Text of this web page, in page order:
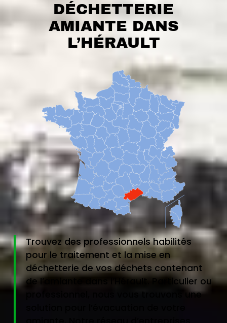
DÉCHETTERIE
AMIANTE DANS
L’HÉRAULT
Trouvez des professionnels habilités
pour le traitement et la mise en
déchetterie de vos déchets contenant
de l’amiante dans l’Hérault. Particulier ou
professionnel, nous vous trouvons une